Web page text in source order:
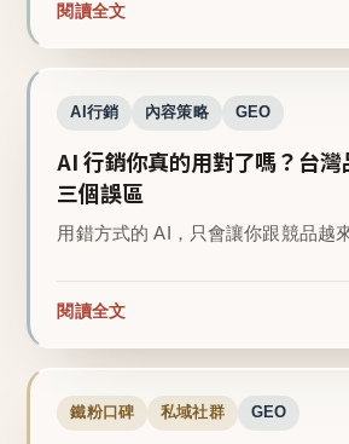
閱讀全文
AI行銷 內容策略 GEO
AI 行銷你真的用對了嗎？台
三個誤區
用錯方式的 AI，只會讓你跟競品越
閱讀全文
鐵粉口碑 私域社群 GEO